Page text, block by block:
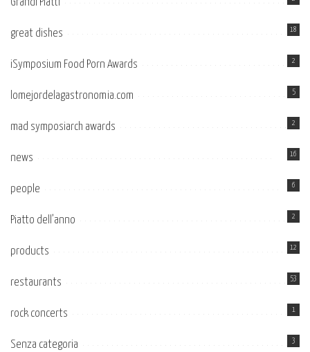
Grandi Piatti
great dishes 18
iSymposium Food Porn Awards 2
lomejordelagastronomia.com 5
mad symposiarch awards 2
news 16
people 6
Piatto dell’anno 2
products 12
restaurants 53
rock concerts 1
Senza categoria 3